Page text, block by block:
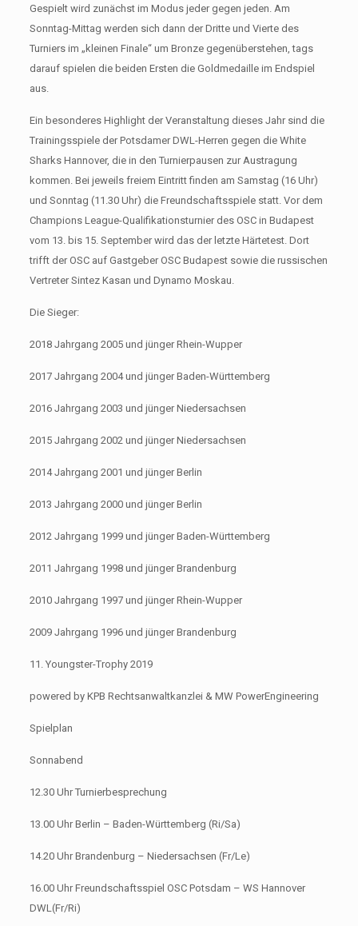
Gespielt wird zunächst im Modus jeder gegen jeden. Am
Sonntag-Mittag werden sich dann der Dritte und Vierte des
Turniers im „kleinen Finale“ um Bronze gegenüberstehen, tags
darauf spielen die beiden Ersten die Goldmedaille im Endspiel
aus.
Ein besonderes Highlight der Veranstaltung dieses Jahr sind die
Trainingsspiele der Potsdamer DWL-Herren gegen die White
Sharks Hannover, die in den Turnierpausen zur Austragung
kommen. Bei jeweils freiem Eintritt finden am Samstag (16 Uhr)
und Sonntag (11.30 Uhr) die Freundschaftsspiele statt. Vor dem
Champions League-Qualifikationsturnier des OSC in Budapest
vom 13. bis 15. September wird das der letzte Härtetest. Dort
trifft der OSC auf Gastgeber OSC Budapest sowie die russischen
Vertreter Sintez Kasan und Dynamo Moskau.
Die Sieger:
2018 Jahrgang 2005 und jünger Rhein-Wupper
2017 Jahrgang 2004 und jünger Baden-Württemberg
2016 Jahrgang 2003 und jünger Niedersachsen
2015 Jahrgang 2002 und jünger Niedersachsen
2014 Jahrgang 2001 und jünger Berlin
2013 Jahrgang 2000 und jünger Berlin
2012 Jahrgang 1999 und jünger Baden-Württemberg
2011 Jahrgang 1998 und jünger Brandenburg
2010 Jahrgang 1997 und jünger Rhein-Wupper
2009 Jahrgang 1996 und jünger Brandenburg
11. Youngster-Trophy 2019
powered by KPB Rechtsanwaltkanzlei & MW PowerEngineering
Spielplan
Sonnabend
12.30 Uhr Turnierbesprechung
13.00 Uhr Berlin – Baden-Württemberg (Ri/Sa)
14.20 Uhr Brandenburg – Niedersachsen (Fr/Le)
16.00 Uhr Freundschaftsspiel OSC Potsdam – WS Hannover
DWL(Fr/Ri)